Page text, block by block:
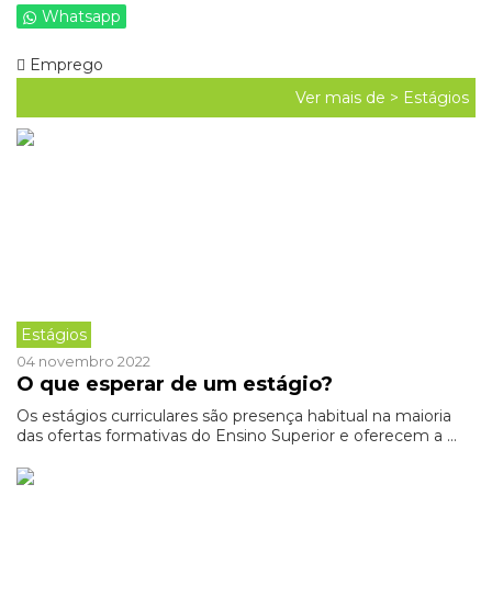
Whatsapp
Emprego
Ver mais de > Estágios
Estágios
04 novembro 2022
O que esperar de um estágio?
Os estágios curriculares são presença habitual na maioria
das ofertas formativas do Ensino Superior e oferecem a ...